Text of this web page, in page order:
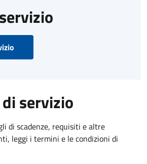
servizio
di scadenze, requisiti e altre
leggi i termini e le condizioni di